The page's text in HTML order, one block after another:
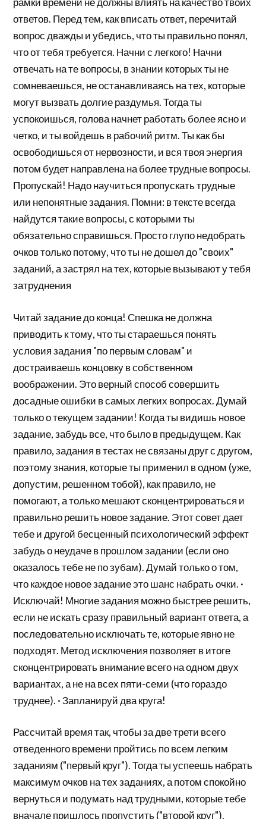
ответов. Перед тем, как вписать ответ, перечитай
вопрос дважды и убедись, что ты правильно понял,
что от тебя требуется. Начни с легкого! Начни
отвечать на те вопросы, в знании которых ты не
сомневаешься, не останавливаясь на тех, которые
могут вызвать долгие раздумья. Тогда ты
успокоишься, голова начнет работать более ясно и
четко, и ты войдешь в рабочий ритм. Ты как бы
освободишься от нервозности, и вся твоя энергия
потом будет направлена на более трудные вопросы.
Пропускай! Надо научиться пропускать трудные
или непонятные задания. Помни: в тексте всегда
найдутся такие вопросы, с которыми ты
обязательно справишься. Просто глупо недобрать
очков только потому, что ты не дошел до "своих"
заданий, а застрял на тех, которые вызывают у тебя
затруднения
Читай задание до конца! Спешка не должна
приводить к тому, что ты стараешься понять
условия задания "по первым словам" и
достраиваешь концовку в собственном
воображении. Это верный способ совершить
досадные ошибки в самых легких вопросах. Думай
только о текущем задании! Когда ты видишь новое
задание, забудь все, что было в предыдущем. Как
правило, задания в тестах не связаны друг с другом,
поэтому знания, которые ты применил в одном (уже,
допустим, решенном тобой), как правило, не
помогают, а только мешают сконцентрироваться и
правильно решить новое задание. Этот совет дает
тебе и другой бесценный психологический эффект
забудь о неудаче в прошлом задании (если оно
оказалось тебе не по зубам). Думай только о том,
что каждое новое задание это шанс набрать очки. ·
Исключай! Многие задания можно быстрее решить,
если не искать сразу правильный вариант ответа, а
последовательно исключать те, которые явно не
подходят. Метод исключения позволяет в итоге
сконцентрировать внимание всего на одном двух
вариантах, а не на всех пяти-семи (что гораздо
труднее). · Запланируй два круга!
Рассчитай время так, чтобы за две трети всего
отведенного времени пройтись по всем легким
заданиям ("первый круг"). Тогда ты успеешь набрать
максимум очков на тех заданиях, а потом спокойно
вернуться и подумать над трудными, которые тебе
вначале пришлось пропустить ("второй круг").